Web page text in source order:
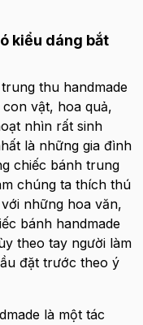
kiểu dáng bắt
thu handmade
vật, hoa quả,
nhìn rất sinh
là những gia đình
chiếc bánh trung
chúng ta thích thú
những hoa văn,
bánh handmade
theo tay người làm
đặt trước theo ý
là một tác